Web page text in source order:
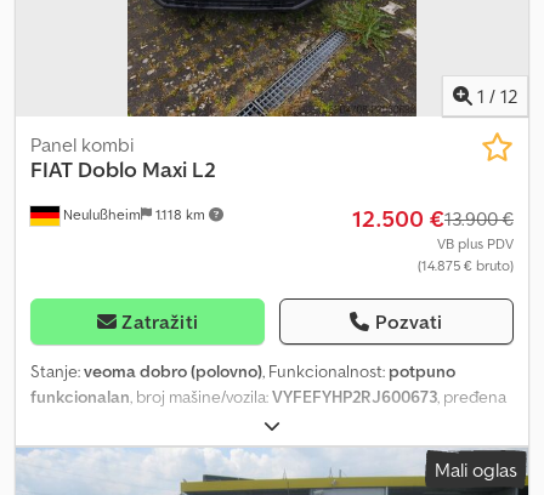
1 / 12
Neulußheim 1.118 km
Panel kombi
FIAT Doblo Maxi L2
12.500 €13.900 €
VB plus PDV
(14.875 € bruto)
Zatražiti Pozvati
Stanje:veoma dobro (polovno), Funkcionalnost: potpuno
funkcionalan, broj mašine/vozila:VYFEFYHP2RJ600673, pređena
95 kW (129,16 KS)
06/1020, vrsta goriva:dizel, prazna masa vozila:1.523 kg,
maksimalna nosivost: 857 kg, ukupna težina:2.380 kg, dimenzija
Mali oglas